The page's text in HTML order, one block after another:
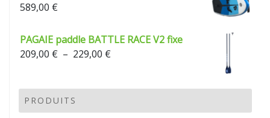
589,00 €
PAGAIE paddle BATTLE RACE V2 fixe
209,00 € – 229,00 €
à
PRODUITS